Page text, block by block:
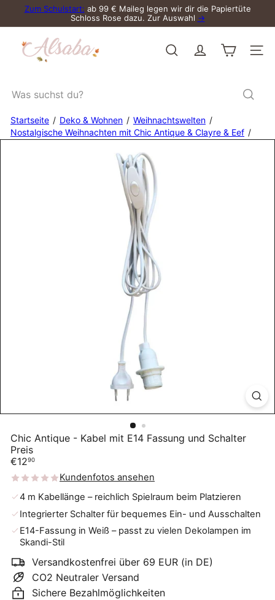
Direkt
Inhalt
Pause
Diashow
Zum Schulstart: ab 99 € Maileg legen wir dir die Papiertüte
Schloss Rose dazu. Zur Auswahl →
a
Suche
suchst
Startseite Deko & Wohnen
Weihnachtswelten
Nostalgische Weihnachten mit Chic Antique & Clayre & Eef
Chic Antique - Kabel mit E14 Fassung und Schalter
Preis
Normaler
Preis
€1290
Kundenfotos ansehen
4 m Kabellänge – reichlich Spielraum beim Platzieren
Integrierter Schalter für bequemes Ein- und Ausschalten
E14-Fassung in Weiß – passt zu vielen Dekolampen im
Skandi-Stil
Versandkostenfrei über 69 EUR (in DE)
CO2 Neutraler Versand
Sichere Bezahlmöglichkeiten